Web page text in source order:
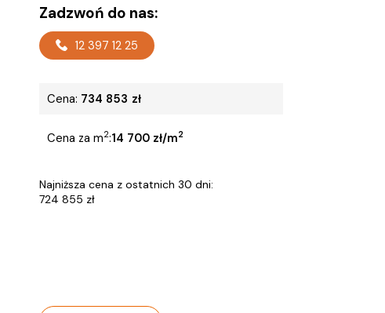
Zadzwoń do nas:
12 397 12 25
Cena: 734 853 zł
Cena za m2:14 700 zł/m2
Najniższa cena z ostatnich 30 dni:
724 855 zł